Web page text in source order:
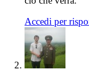
Accedi per